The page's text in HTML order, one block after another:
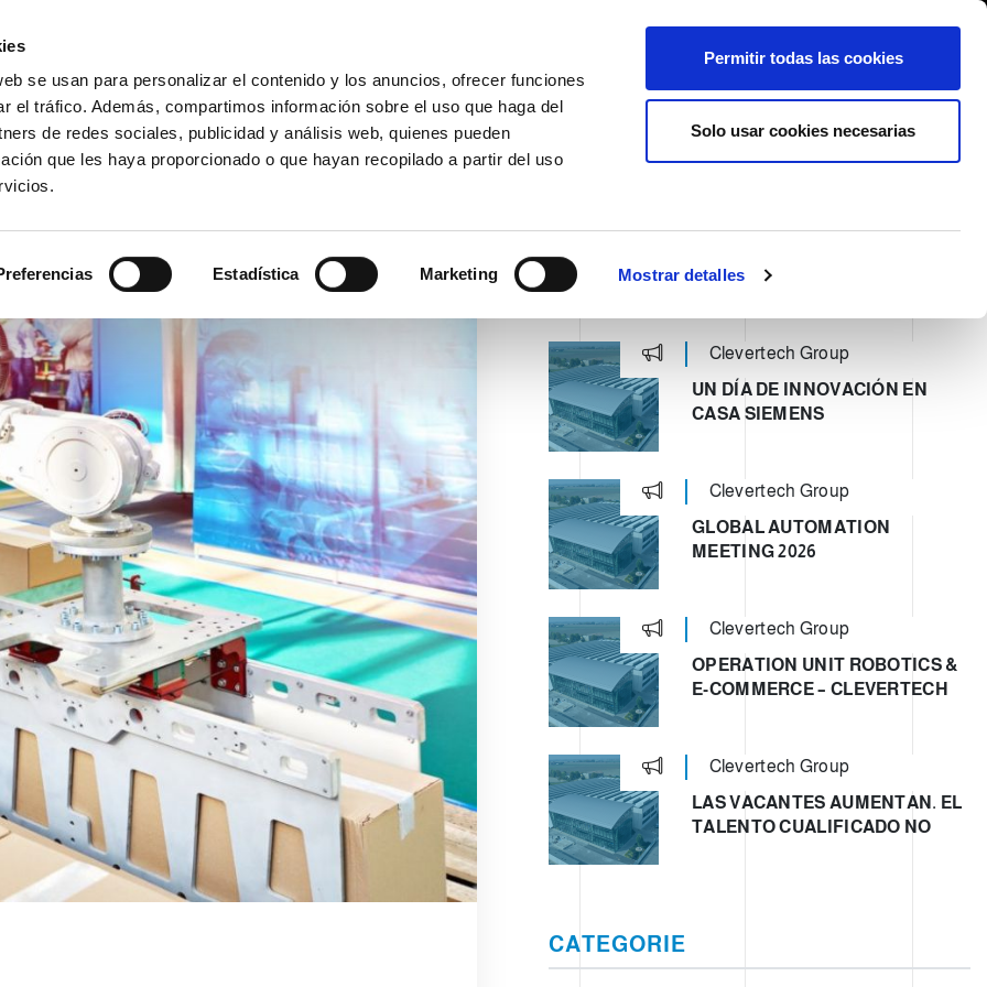
se usan para personalizar el contenido y los anuncios, ofrecer funciones
el tráfico. Además, compartimos información sobre el uso que haga del
de redes sociales, publicidad y análisis web, quienes pueden
que les haya proporcionado o que hayan recopilado a partir del uso
Estadística Marketing Mostrar detalles
Permitir todas las cookies
Solo usar cookies necesarias
Whistleblowing International/Español
EMPRESA PRODUCTOS VIDEO BLOG CASE HISTORY SERVICIOS
ULTIMI POST
Clevertech Group
UN DÍA DE INNOVACIÓN EN
CASA SIEMENS
Clevertech Group
GLOBAL AUTOMATION
MEETING 2026
Clevertech Group
OPERATION UNIT ROBOTICS &
E-COMMERCE – CLEVERTECH
Clevertech Group
LAS VACANTES AUMENTAN. EL
TALENTO CUALIFICADO NO
CATEGORIE